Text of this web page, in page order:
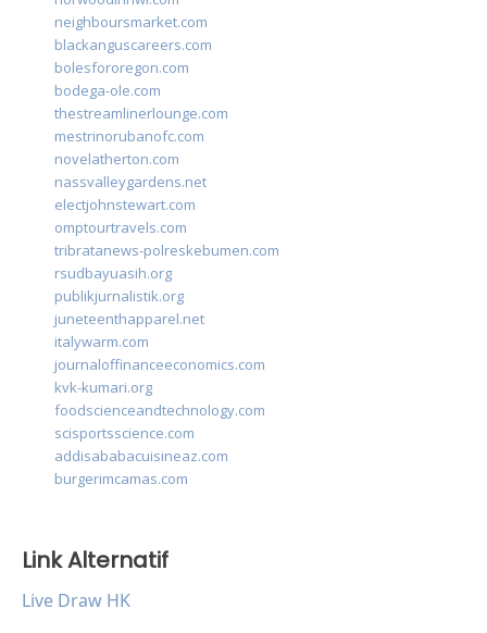
neighboursmarket.com
blackanguscareers.com
bolesfororegon.com
bodega-ole.com
thestreamlinerlounge.com
mestrinorubanofc.com
novelatherton.com
nassvalleygardens.net
electjohnstewart.com
omptourtravels.com
tribratanews-polreskebumen.com
rsudbayuasih.org
publikjurnalistik.org
juneteenthapparel.net
italywarm.com
journaloffinanceeconomics.com
kvk-kumari.org
foodscienceandtechnology.com
scisportsscience.com
addisababacuisineaz.com
burgerimcamas.com
Link Alternatif
Live Draw HK